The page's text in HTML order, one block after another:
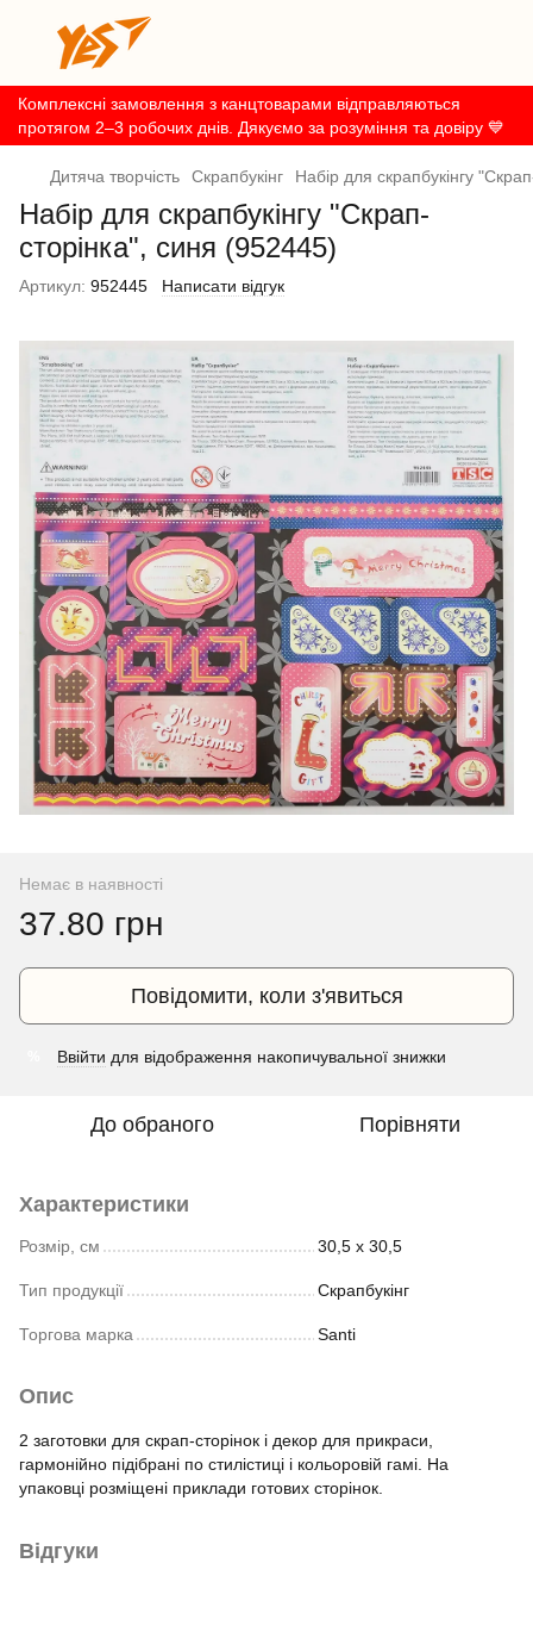
Комплексні замовлення з канцтоварами відправляються
протягом 2–3 робочих днів. Дякуємо за розуміння та довіру 💙
Дитяча творчість Скрапбукінг Набір для скрапбукінгу
Набір для скрапбукінгу "Скрап-
сторінка", синя (952445)
Артикул: 952445 Написати відгук
Немає в наявності
37.80 грн
Повідомити, коли з'явиться
Ввійти для відображення накопичувальної знижки
До обраного Порівняти
Характеристики
Розмір, см 30,5 х 30,5
Тип продукції Скрапбукінг
Торгова марка Santi
Опис
2 заготовки для скрап-сторінок і декор для прикраси,
гармонійно підібрані по стилістиці і кольоровій гамі. На
упаковці розміщені приклади готових сторінок.
Відгуки